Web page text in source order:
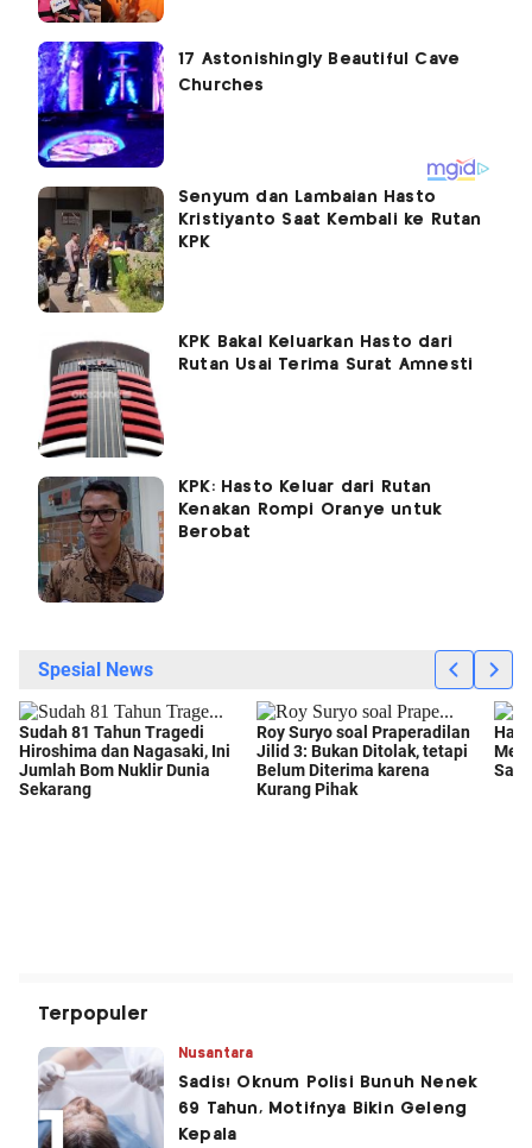
Senyum dan Lambaian Hasto
Kristiyanto Saat Kembali ke Rutan
KPK
KPK Bakal Keluarkan Hasto dari
Rutan Usai Terima Surat Amnesti
KPK: Hasto Keluar dari Rutan
Kenakan Rompi Oranye untuk
Berobat
Terpopuler
Nusantara
Sadis! Oknum Polisi Bunuh Nenek
69 Tahun, Motifnya Bikin Geleng
Kepala